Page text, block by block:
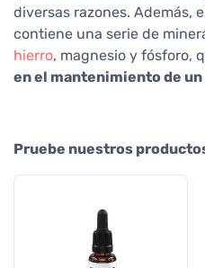
diversas razones. Además,
contiene una serie de
hierro, magnesio y fósforo,
en el mantenimiento de
Pruebe nuestros